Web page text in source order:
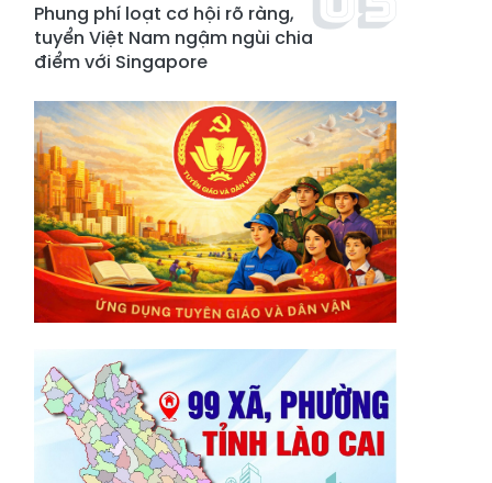
Phung phí loạt cơ hội rõ ràng,
tuyển Việt Nam ngậm ngùi chia
điểm với Singapore